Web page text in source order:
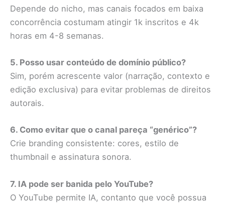
Depende do nicho, mas canais focados em baixa
concorrência costumam atingir 1k inscritos e 4k
horas em 4-8 semanas.
5. Posso usar conteúdo de domínio público?
Sim, porém acrescente valor (narração, contexto e
edição exclusiva) para evitar problemas de direitos
autorais.
6. Como evitar que o canal pareça “genérico”?
Crie branding consistente: cores, estilo de
thumbnail e assinatura sonora.
7. IA pode ser banida pelo YouTube?
O YouTube permite IA, contanto que você possua